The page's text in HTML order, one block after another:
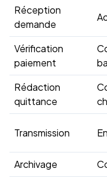
Réception
demande
Vérification
paiement
Rédaction
quittance
Transmission
Archivage